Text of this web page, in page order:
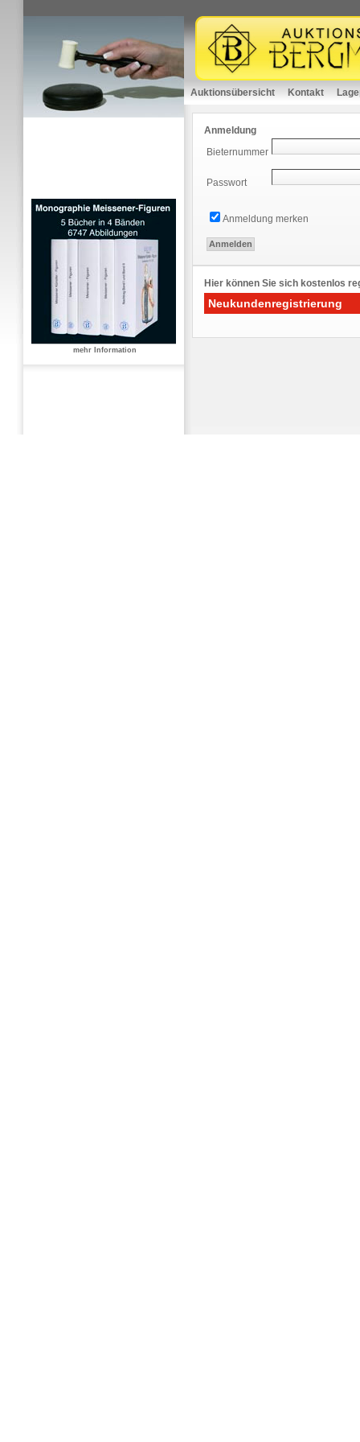
mehr Information
Auktionsübersicht Kontakt
Anmeldung
Bieternummer
Passwort
Anmeldung merken
Hier können Sie sich kostenlos
Neukundenregistrierung